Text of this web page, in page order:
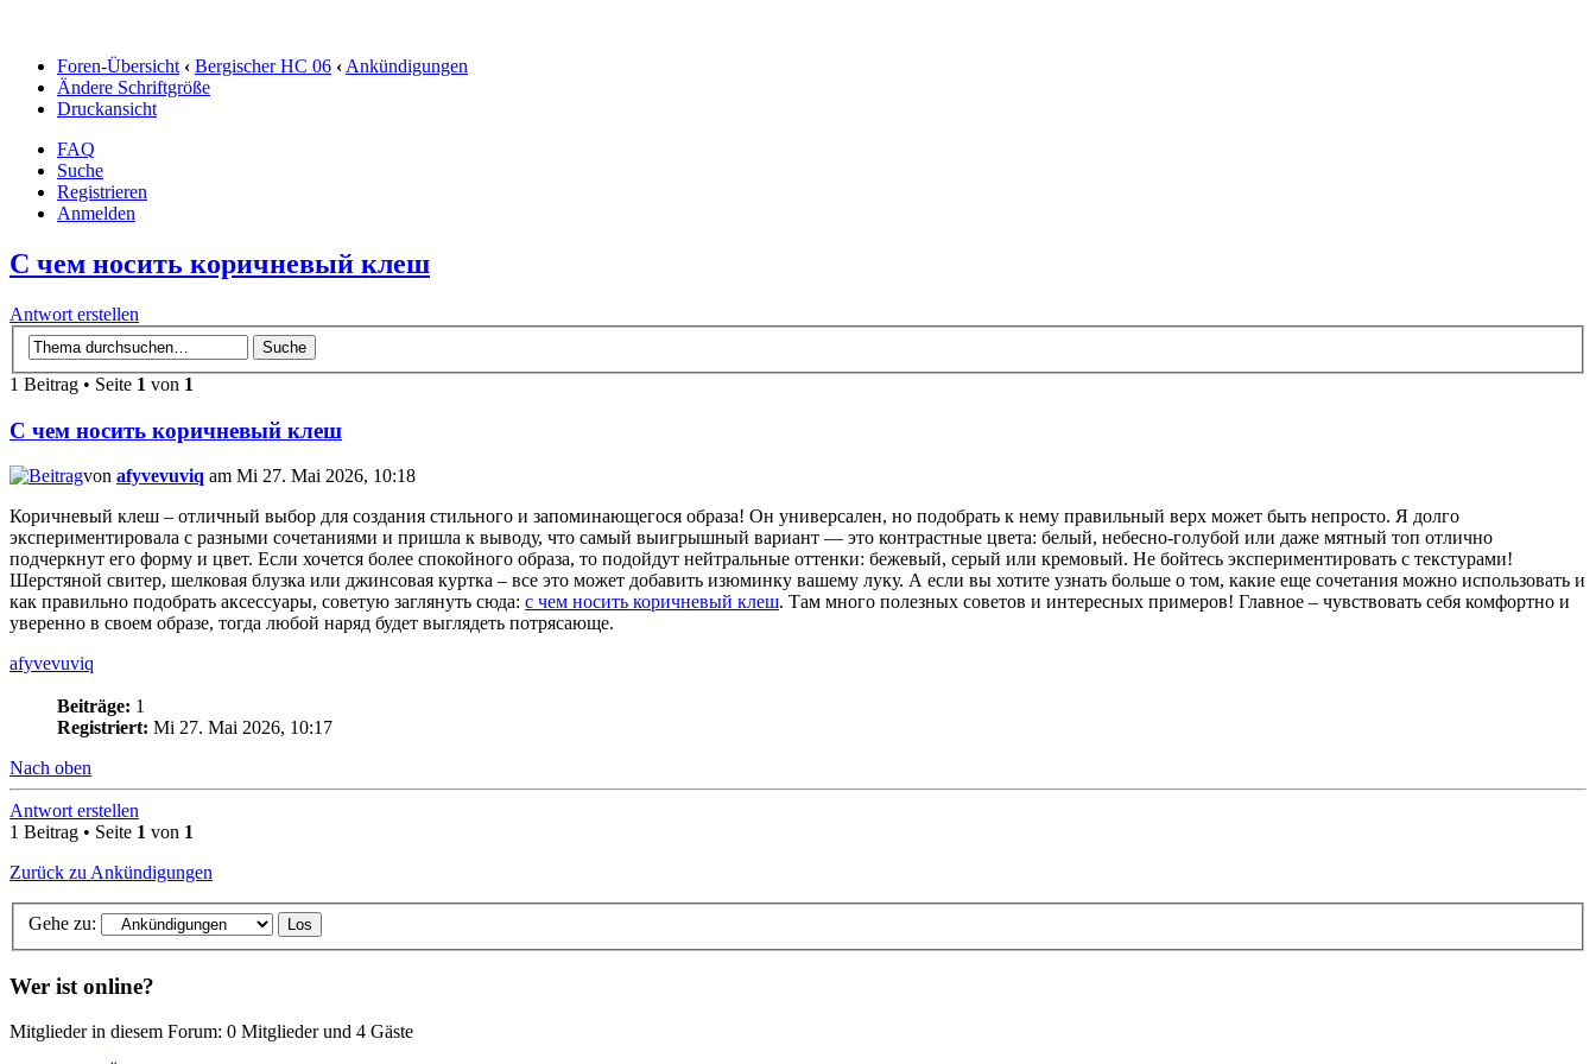
Foren-Übersicht ‹ Bergischer HC 06 ‹Ankündigungen
Ändere Schriftgröße
Druckansicht
FAQ
Suche
Registrieren
Anmelden
С чем носить коричневый клеш
Antwort erstellen
1 Beitrag • Seite 1 von 1
С чем носить коричневый клеш
von afyvevuviq am Mi 27. Mai 2026, 10:18
Коричневый клеш – отличный выбор для создания стильного и запоминающегося образа! Он универсален, но подобрать к нему правильный верх может быть непросто. Я долго
экспериментировала с разными сочетаниями и пришла к выводу, что самый выигрышный вариант — это контрастные цвета: белый, небесно-голубой или даже мятный топ отлично
подчеркнут его форму и цвет. Если хочется более спокойного образа, то подойдут нейтральные оттенки: бежевый, серый или кремовый. Не бойтесь экспериментировать с текстурами!
Шерстяной свитер, шелковая блузка или джинсовая куртка – все это может добавить изюминку вашему луку. А если вы хотите узнать больше о том, какие еще сочетания можно использовать и
как правильно подобрать аксессуары, советую заглянуть сюда: с чем носить коричневый клеш. Там много полезных советов и интересных примеров! Главное – чувствовать себя комфортно и
уверенно в своем образе, тогда любой наряд будет выглядеть потрясающе.
afyvevuviq
Beiträge: 1
Registriert: Mi 27. Mai 2026, 10:17
Nach oben
Antwort erstellen
1 Beitrag • Seite 1 von 1
Zurück zu Ankündigungen
Gehe zu:
Wer ist online?
Mitglieder in diesem Forum: 0 Mitglieder und 4 Gäste